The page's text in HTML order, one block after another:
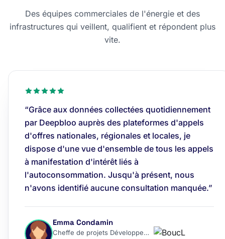
Des équipes commerciales de l'énergie et des
infrastructures qui veillent, qualifient et répondent plus
vite.
“Grâce aux données collectées quotidiennement
par Deepbloo auprès des plateformes d'appels
d'offres nationales, régionales et locales, je
dispose d'une vue d'ensemble de tous les appels
à manifestation d'intérêt liés à
l'autoconsommation. Jusqu'à présent, nous
n'avons identifié aucune consultation manquée.”
Emma Condamin
Cheffe de projets Développement